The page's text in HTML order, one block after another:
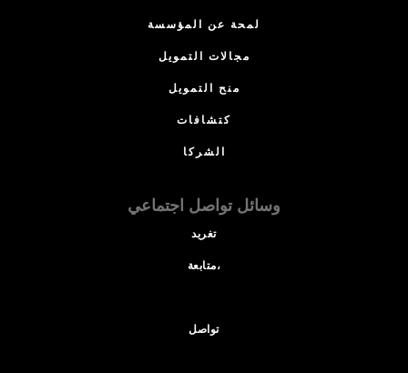
لمحة عن المؤسسة
مجالات التمويل
منح التمويل
كتشافات
الشركا
وسائل تواصل اجتماعي
تغريد
متابعة،
تواصل